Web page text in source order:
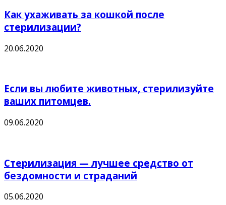
Как ухаживать за кошкой после
стерилизации?
20.06.2020
Если вы любите животных, стерилизуйте
ваших питомцев.
09.06.2020
Стерилизация — лучшее средство от
бездомности и страданий
05.06.2020